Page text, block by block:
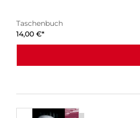
Taschenbuch
14,00 €*